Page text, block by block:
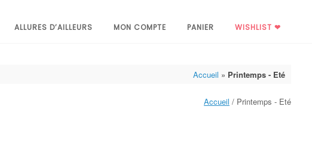
ALLURES D’AILLEURS MON COMPTE PANIER WISHLIST ❤
Accueil » Printemps - Eté
Accueil / Printemps - Eté